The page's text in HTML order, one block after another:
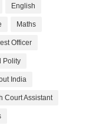
English
Maths
Officer
Polity
India
Court Assistant